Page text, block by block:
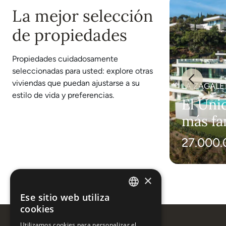
La mejor selección
de propiedades
Propiedades cuidadosamente
seleccionadas para usted: explore otras
viviendas que puedan ajustarse a su
estilo de vida y preferencias.
LA
El
más
LA ZAGALETA, BENAHAVIS
Villa Palmera - Lujo y
×
Ese sitio web utiliza
cookies